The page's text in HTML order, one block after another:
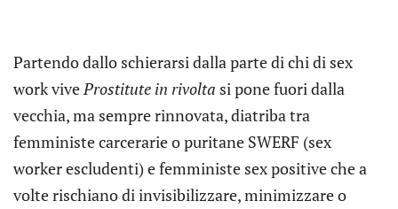
Partendo dallo schierarsi dalla parte di chi di sex
work viveProstitute in rivolta si pone fuori dalla
vecchia, ma sempre rinnovata, diatriba tra
femministe carcerarie o puritane SWERF (sex
worker escludenti) e femministe sex positive che a
volte rischiano di invisibilizzare, minimizzare o